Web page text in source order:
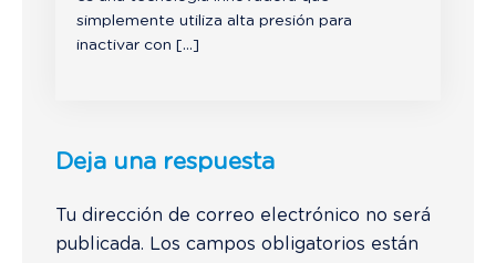
simplemente utiliza alta presión para
inactivar con […]
Deja una respuesta
Tu dirección de correo electrónico no será
publicada. Los campos obligatorios están